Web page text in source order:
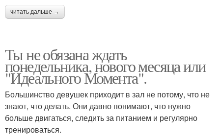
читать дальше →
Ты не обязана ждать
понедельника, нового месяца или
"Идеального Момента".
Большинство девушек приходит в зал не потому, что не
знают, что делать. Они давно понимают, что нужно
больше двигаться, следить за питанием и регулярно
тренироваться.